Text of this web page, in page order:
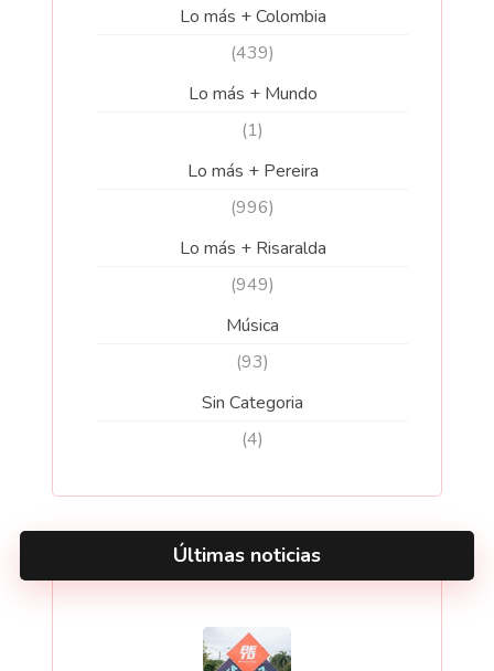
Lo más + Colombia
(439)
Lo más + Mundo
(1)
Lo más + Pereira
(996)
Lo más + Risaralda
(949)
Música
(93)
Sin Categoria
(4)
Últimas noticias